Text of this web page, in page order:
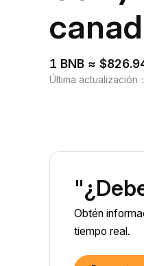
1 BNB ≈
Última actualización ：
Obtén
tiempo real.